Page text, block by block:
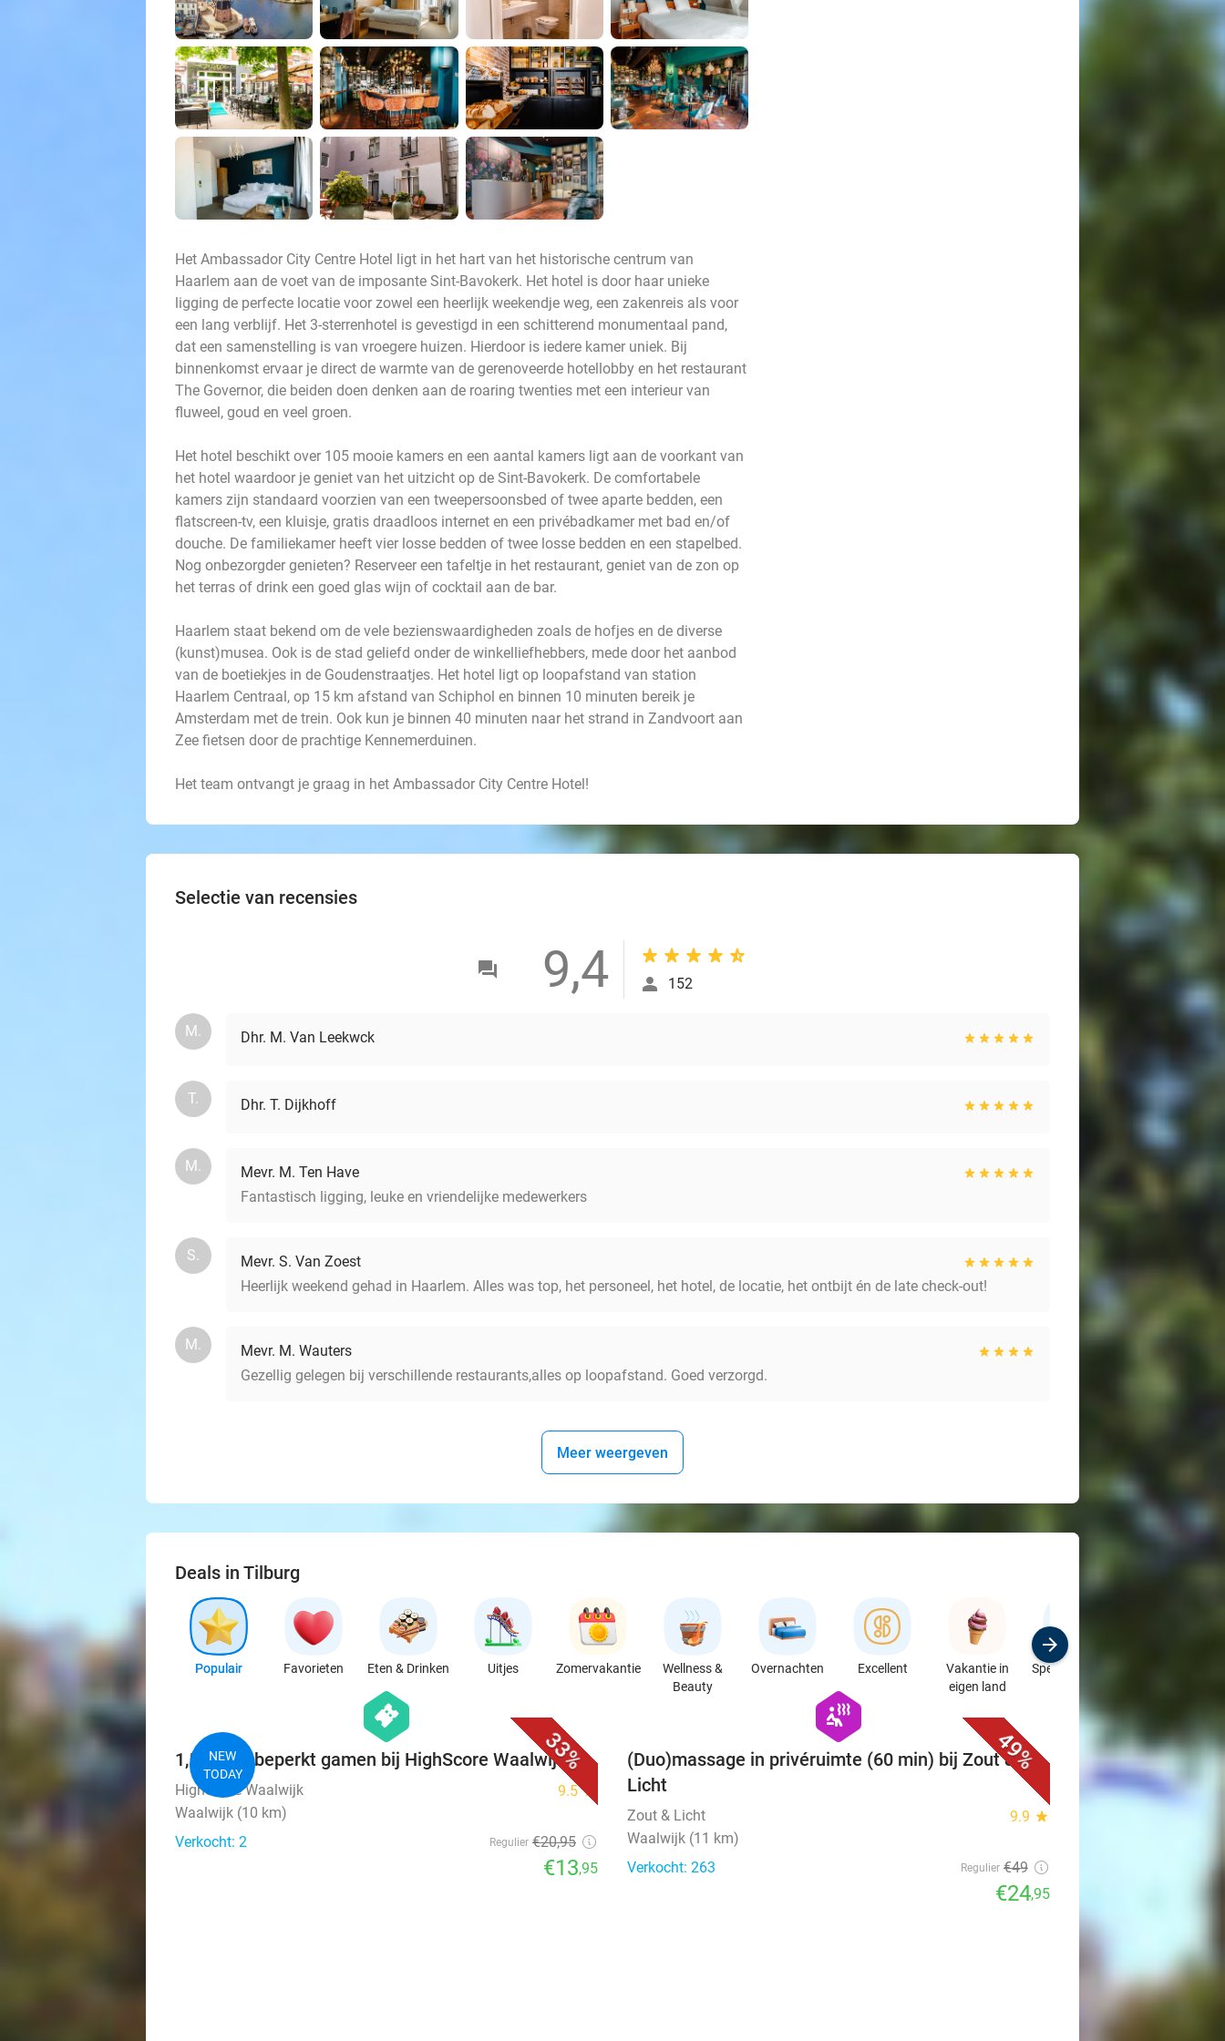
Het Ambassador City Centre Hotel ligt in het hart van het historische centrum van
Haarlem aan de voet van de imposante Sint-Bavokerk. Het hotel is door haar unieke
ligging de perfecte locatie voor zowel een heerlijk weekendje weg, een zakenreis als voor
een lang verblijf. Het 3-sterrenhotel is gevestigd in een schitterend monumentaal pand,
dat een samenstelling is van vroegere huizen. Hierdoor is iedere kamer uniek. Bij
binnenkomst ervaar je direct de warmte van de gerenoveerde hotellobby en het restaurant
The Governor, die beiden doen denken aan de roaring twenties met een interieur van
fluweel, goud en veel groen.
Het hotel beschikt over 105 mooie kamers en een aantal kamers ligt aan de voorkant van
het hotel waardoor je geniet van het uitzicht op de Sint-Bavokerk. De comfortabele
kamers zijn standaard voorzien van een tweepersoonsbed of twee aparte bedden, een
flatscreen-tv, een kluisje, gratis draadloos internet en een privébadkamer met bad en/of
douche. De familiekamer heeft vier losse bedden of twee losse bedden en een stapelbed.
Nog onbezorgder genieten? Reserveer een tafeltje in het restaurant, geniet van de zon op
het terras of drink een goed glas wijn of cocktail aan de bar.
Haarlem staat bekend om de vele bezienswaardigheden zoals de hofjes en de diverse
(kunst)musea. Ook is de stad geliefd onder de winkelliefhebbers, mede door het aanbod
van de boetiekjes in de Goudenstraatjes. Het hotel ligt op loopafstand van station
Haarlem Centraal, op 15 km afstand van Schiphol en binnen 10 minuten bereik je
Amsterdam met de trein. Ook kun je binnen 40 minuten naar het strand in Zandvoort aan
Zee fietsen door de prachtige Kennemerduinen.
Het team ontvangt je graag in het Ambassador City Centre Hotel!
Selectie van recensies
9,4 152
M. Dhr. M. Van Leekwck
T. Dhr. T. Dijkhoff
M.
Mevr. M. Ten Have
Fantastisch ligging, leuke en vriendelijke medewerkers
S.
Mevr. S. Van Zoest
Heerlijk weekend gehad in Haarlem. Alles was top, het personeel, het hotel, de locatie, het ontbijt én de late check-out!
M.
Mevr. M. Wauters
Gezellig gelegen bij verschillende restaurants,alles op loopafstand. Goed verzorgd.
Meer weergeven
Deals in Tilburg
Populair Favorieten Eten & Drinken Uitjes Zomervakantie
Wellness &
Beauty
Overnachten Excellent
Vakantie in
eigen land
Speciaalzaken
33%
NEW
TODAY
hexagon
events
1,5 uur onbeperkt gamen bij HighScore Waalwijk
HighScore Waalwijk 9.5star
Waalwijk (10 km)
Verkocht: 2
Regulier €20,95
€13,95
49%
hexagon
wellness
(Duo)massage in privéruimte (60 min) bij Zout &
Licht
Zout & Licht 9.9 star
Waalwijk (11 km)
Verkocht: 263
Regulier €49
€24,95